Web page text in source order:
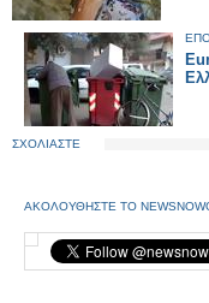
ΣΧΟΛΙΑΣΤΕ
ΑΚΟΛΟΥΘΗΣΤΕ ΤΟ